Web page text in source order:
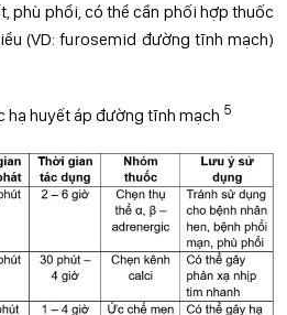
phù phổi, có thể cần phối hợp thuốc
(VD: furosemid đường tĩnh mạch)
hạ huyết áp đường tĩnh mạch 5